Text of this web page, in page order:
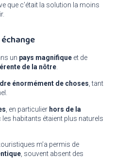
que c’était la solution la moins
un pays magnifique et de
de la nôtre
énormément de choses , tant
, en particulier hors de la
les habitants étaient plus naturels
m’a permis de
, souvent absent des